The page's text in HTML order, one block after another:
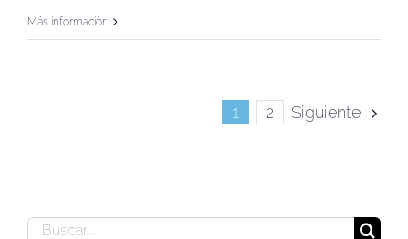
Más información
1 2 Siguiente
Buscar: